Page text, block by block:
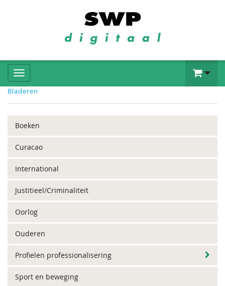
Bladeren
Boeken
Curacao
International
Justitieel/Criminaliteit
Oorlog
Ouderen
Profielen professionalisering
Sport en beweging